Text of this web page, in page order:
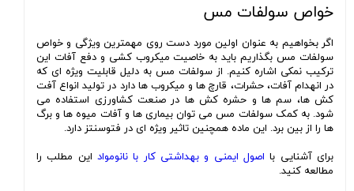
خواص سولفات مس
اگر بخواهیم به عنوان اولین مورد دست روی مهمترین ویژگی و خواص
سولفات مس بگذاریم باید به خاصیت میکروب کشی و دفع آفات این
ترکیب نمکی اشاره کنیم. از سولفات مس به دلیل قابلیت ویژه ای که
در انهدام آفات، حشرات، قارچ ها و میکروب ها دارد در تولید انواع آفت
کش ها، سم ها و حشره کش ها در صنعت کشاورزی استفاده می
شود. به کمک سولفات مس می توان بیماری ها و آفات میوه ها و برگ
ها را از بین برد. این ماده همچنین تاثیر ویژه ای در فتوسنتز دارد.
برای آشنایی با اصول ایمنی و بهداشتی کار با نانومواد این مطلب را
مطالعه کنید.